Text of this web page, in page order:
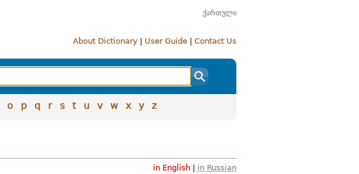
ქართული
About Dictionary User Guide Contact Us
o p q r s t u v w x y z
in English
in Russian